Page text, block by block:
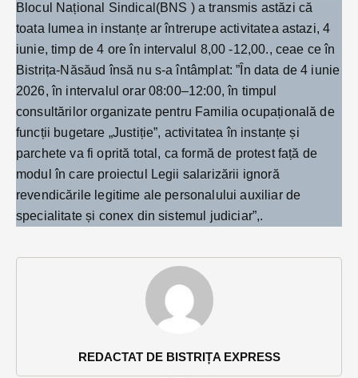
REDACTAT DE BISTRIȚA EXPRESS
Blocul Național Sindical(BNS ) a transmis astăzi că
toata lumea in instanțe ar întrerupe activitatea astazi, 4
iunie, timp de 4 ore în intervalul 8,00 -12,00., ceae ce în
Bistrița-Năsăud însă nu s-a întâmplat: ”În data de 4 iunie
2026, în intervalul orar 08:00–12:00, în timpul
consultărilor organizate pentru Familia ocupațională de
funcții bugetare „Justiție”, activitatea în instanțe și
parchete va fi oprită total, ca formă de protest față de
modul în care proiectul Legii salarizării ignoră
revendicările legitime ale personalului auxiliar de
specialitate și conex din sistemul judiciar”,.